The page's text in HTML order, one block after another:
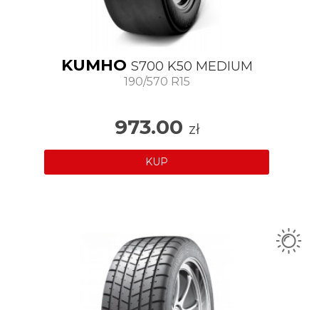
KUMHO S700 K50 MEDIUM
190/570 R15
973.00 zł
KUP